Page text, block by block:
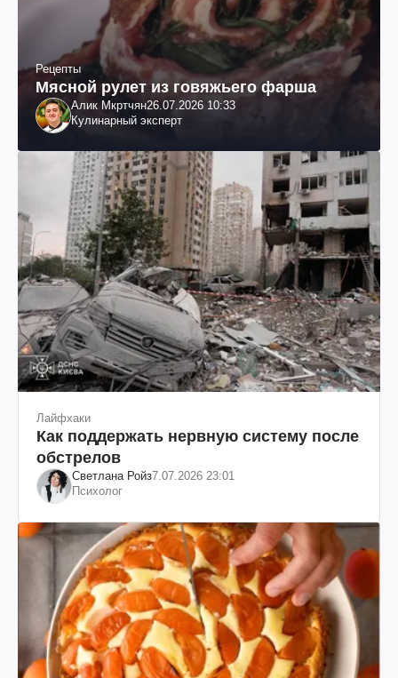
Рецепты
Мясной рулет из говяжьего фарша
Алик Мкртчян26.07.2026 10:33
Кулинарный эксперт
Лайфхаки
Как поддержать нервную систему после
обстрелов
Светлана Ройз7.07.2026 23:01
Психолог